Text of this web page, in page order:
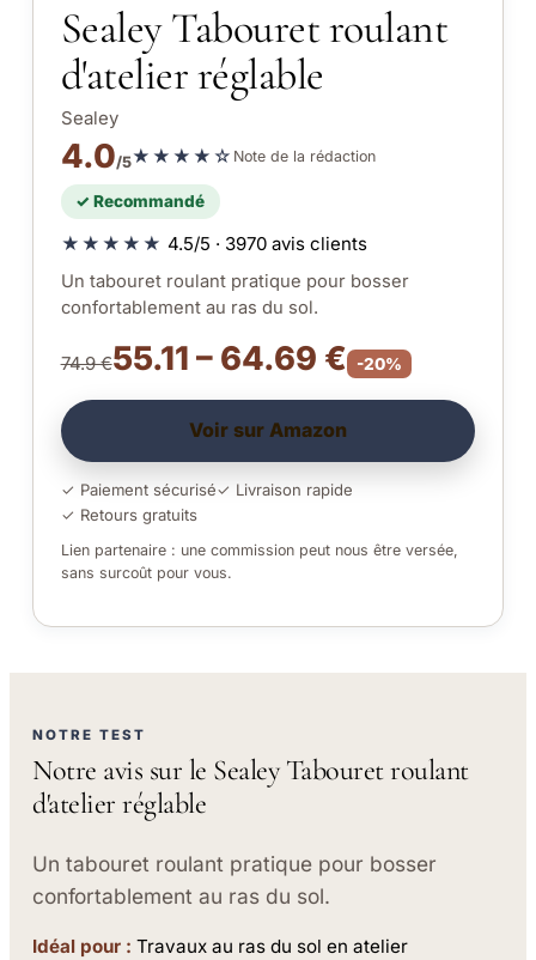
Sealey Tabouret roulant
d'atelier réglable
Sealey
4.0/5★★★★☆ Note de la rédaction
✓ Recommandé
★★★★★ 4.5/5 · 3970 avis clients
Un tabouret roulant pratique pour bosser
confortablement au ras du sol.
74.9 €55.11 – 64.69 € -20%
Voir sur Amazon
✓ Paiement sécurisé✓ Livraison rapide
✓ Retours gratuits
Lien partenaire : une commission peut nous être versée,
sans surcoût pour vous.
NOTRE TEST
Notre avis sur le Sealey Tabouret roulant
d'atelier réglable
Un tabouret roulant pratique pour bosser
confortablement au ras du sol.
Idéal pour : Travaux au ras du sol en atelier